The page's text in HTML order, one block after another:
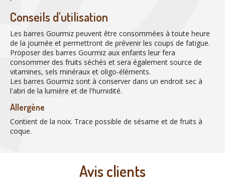
Conseils d'utilisation
Les barres Gourmiz peuvent être consommées à toute heure
de la journée et permettront de prévenir les coups de fatigue.
Proposer des barres Gourmiz aux enfants leur fera
consommer des fruits séchés et sera également source de
vitamines, sels minéraux et oligo-éléments.
Les barres Gourmiz sont à conserver dans un endroit sec à
l'abri de la lumière et de l'humidité.
Allergène
Contient de la noix. Trace possible de sésame et de fruits à
coque.
Avis clients